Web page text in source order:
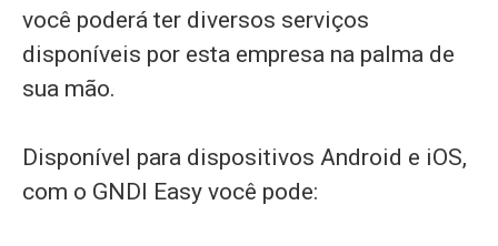
você poderá ter diversos serviços
disponíveis por esta empresa na palma de
sua mão.
Disponível para dispositivos Android e iOS,
com o GNDI Easy você pode: